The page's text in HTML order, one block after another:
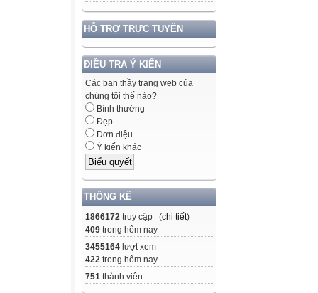
HỖ TRỢ TRỰC TUYẾN
ĐIỀU TRA Ý KIẾN
Các bạn thầy trang web của
chúng tôi thế nào?
Bình thường
Đẹp
Đơn điệu
Ý kiến khác
THỐNG KÊ
1866172 truy cập (chi tiết)
409 trong hôm nay
3455164 lượt xem
422 trong hôm nay
751 thành viên